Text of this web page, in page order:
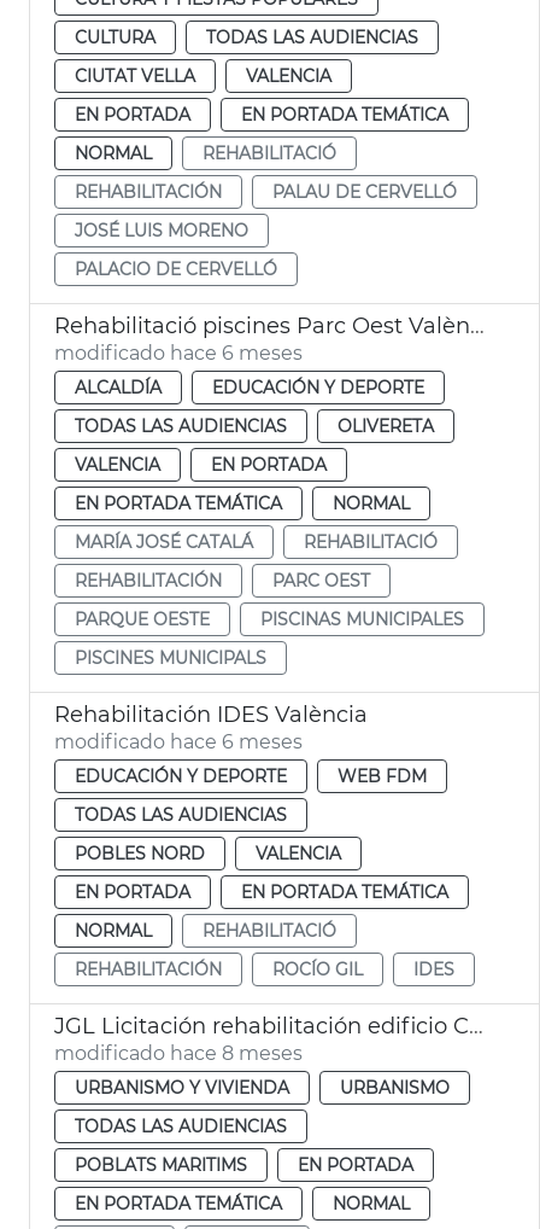
CULTURA
TODAS LAS AUDIENCIAS
CIUTAT VELLA
VALENCIA
EN PORTADA
EN PORTADA TEMÁTICA
NORMAL
REHABILITACIÓ
REHABILITACIÓN
PALAU DE CERVELLÓ
JOSÉ LUIS MORENO
PALACIO DE CERVELLÓ
Rehabilitació piscines Parc Oest València
modificado hace 6 meses
ALCALDÍA
EDUCACIÓN Y DEPORTE
TODAS LAS AUDIENCIAS
OLIVERETA
VALENCIA
EN PORTADA
EN PORTADA TEMÁTICA
NORMAL
MARÍA JOSÉ CATALÁ
REHABILITACIÓ
REHABILITACIÓN
PARC OEST
PARQUE OESTE
PISCINAS MUNICIPALES
PISCINES MUNICIPALS
Rehabilitación IDES València
modificado hace 6 meses
EDUCACIÓN Y DEPORTE
WEB FDM
TODAS LAS AUDIENCIAS
POBLES NORD
VALENCIA
EN PORTADA
EN PORTADA TEMÁTICA
NORMAL
REHABILITACIÓ
REHABILITACIÓN
ROCÍO GIL IDES
JGL Licitación rehabilitación edificio Cabañal alquiler asequible València
modificado hace 8 meses
URBANISMO Y VIVIENDA
URBANISMO
TODAS LAS AUDIENCIAS
POBLATS MARITIMS
EN PORTADA
EN PORTADA TEMÁTICA
NORMAL